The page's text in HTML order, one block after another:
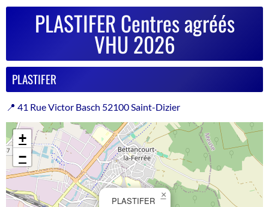
PLASTIFER Centres agréés
VHU 2026
PLASTIFER
📍 41 Rue Victor Basch 52100 Saint-Dizier
PLASTIFER
×
+
−